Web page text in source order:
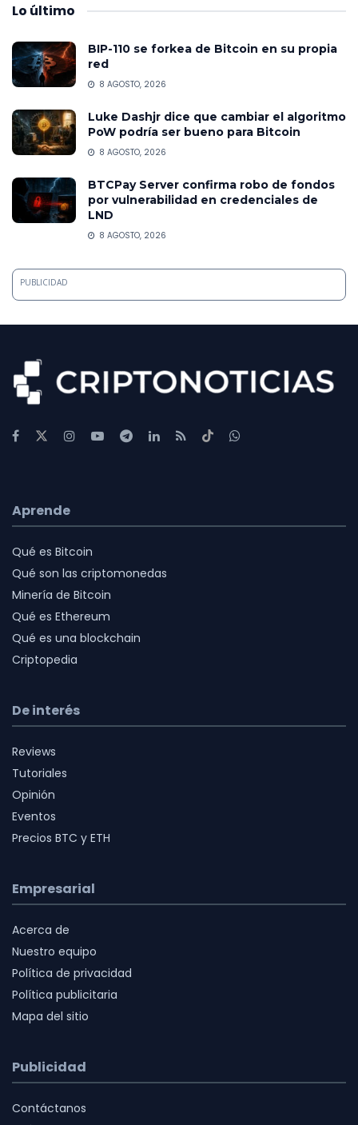
Lo último
BIP-110 se forkea de Bitcoin en su propia
red
8 AGOSTO, 2026
Luke Dashjr dice que cambiar el algoritmo
PoW podría ser bueno para Bitcoin
8 AGOSTO, 2026
BTCPay Server confirma robo de fondos
por vulnerabilidad en credenciales de
LND
8 AGOSTO, 2026
PUBLICIDAD
Aprende
Qué es Bitcoin
Qué son las criptomonedas
Minería de Bitcoin
Qué es Ethereum
Qué es una blockchain
Criptopedia
De interés
Reviews
Tutoriales
Opinión
Eventos
Precios BTC y ETH
Empresarial
Acerca de
Nuestro equipo
Política de privacidad
Política publicitaria
Mapa del sitio
Publicidad
Contáctanos